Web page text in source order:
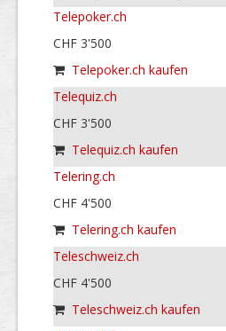
Telepoker.ch
CHF 3'500
Telepoker.ch kaufen
Telequiz.ch
CHF 3'500
Telequiz.ch kaufen
Telering.ch
CHF 4'500
Telering.ch kaufen
Teleschweiz.ch
CHF 4'500
Teleschweiz.ch kaufen